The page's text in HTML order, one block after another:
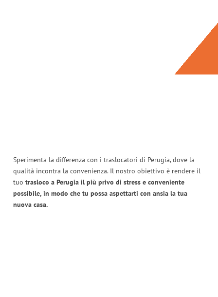
Sperimenta la differenza con i traslocatori di Perugia, dove la
qualità incontra la convenienza. Il nostro obiettivo è rendere il
tuo trasloco a Perugia il più privo di stress e conveniente
possibile, in modo che tu possa aspettarti con ansia la tua
nuova casa.